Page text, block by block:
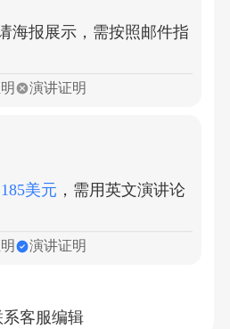
海报展示，需按照邮件指
演讲证明
185美元 ，需用英文演讲论
演讲证明
客服编辑